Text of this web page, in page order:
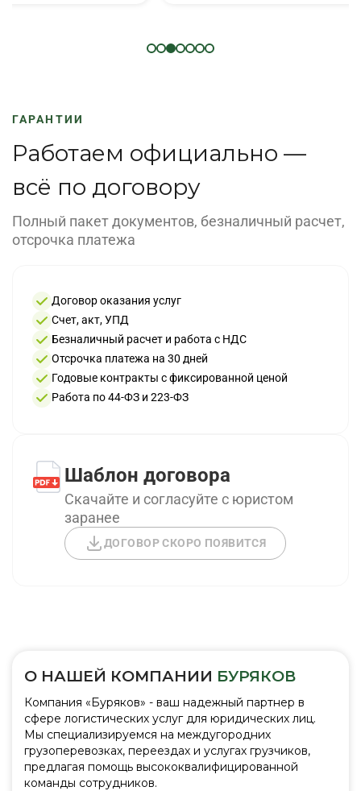
ГАРАНТИИ
Работаем официально —
всё по договору
Полный пакет документов, безналичный расчет,
отсрочка платежа
Договор оказания услуг
Счет, акт, УПД
Безналичный расчет и работа с НДС
Отсрочка платежа на 30 дней
Годовые контракты с фиксированной ценой
Работа по 44-ФЗ и 223-ФЗ
Шаблон договора
Скачайте и согласуйте с юристом
заранее
ДОГОВОР СКОРО ПОЯВИТСЯ
О НАШЕЙ КОМПАНИИ БУРЯКОВ
Компания «Буряков» - ваш надежный партнер в
сфере логистических услуг для юридических лиц.
Мы специализируемся на междугородних
грузоперевозках, переездах и услугах грузчиков,
предлагая помощь высококвалифицированной
команды сотрудников.